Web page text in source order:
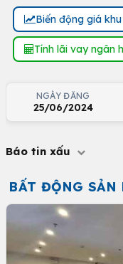
Biến động giá
Tính lãi vay ngân
NGÀY ĐĂNG
25/06/2024
Báo tin xấu
BẤT ĐỘNG SẢN